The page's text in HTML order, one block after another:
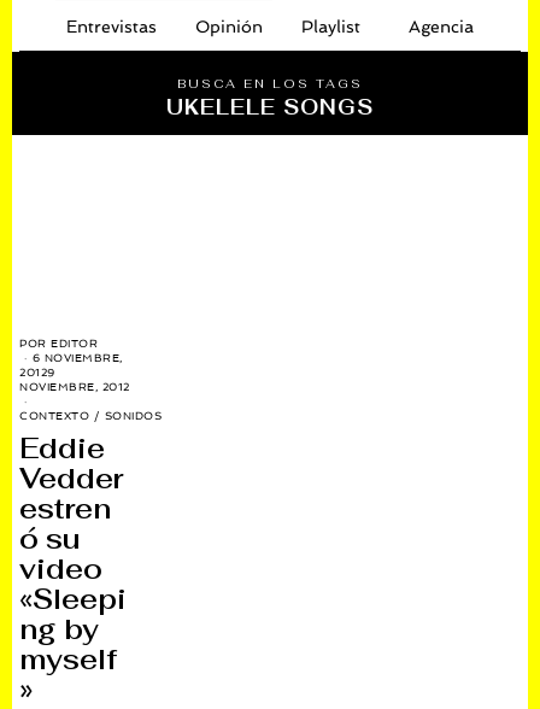
Entrevistas Opinión Playlist Agencia
BUSCA EN LOS TAGS
UKELELE SONGS
POREDITOR
6 NOVIEMBRE,
20129
NOVIEMBRE, 2012
CONTEXTO / SONIDOS
Eddie
Vedder
estren
ó su
video
«Sleepi
ng by
myself
»